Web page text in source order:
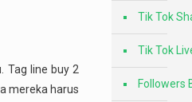
Tag line buy 2
mereka harus
Tik Tok
Tik Tok
Followers